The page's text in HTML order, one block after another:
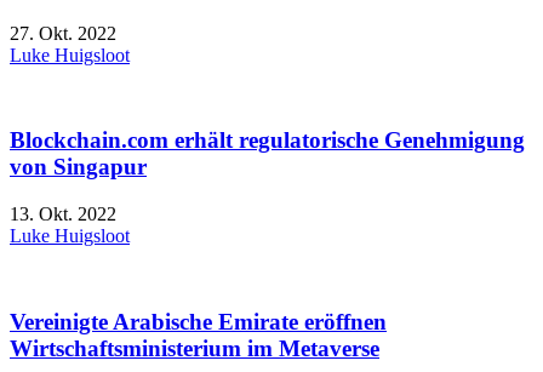
27. Okt. 2022
Luke Huigsloot
Blockchain.com erhält regulatorische Genehmigung
von Singapur
13. Okt. 2022
Luke Huigsloot
Vereinigte Arabische Emirate eröffnen
Wirtschaftsministerium im Metaverse